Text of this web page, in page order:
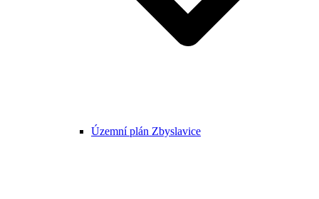
Územní plán Zbyslavice